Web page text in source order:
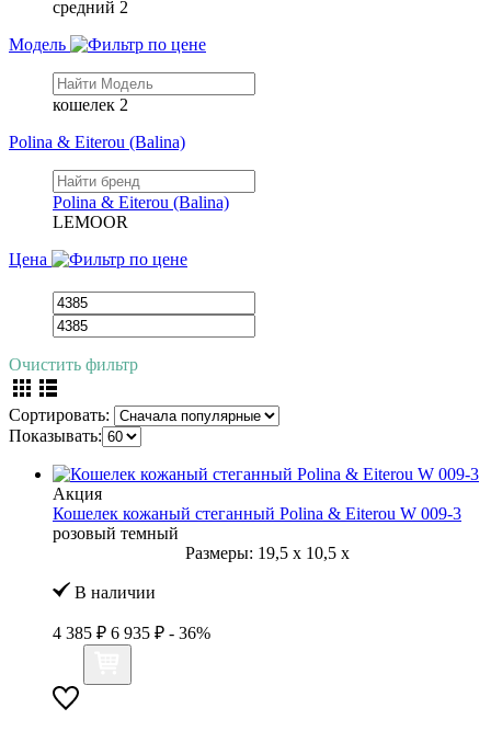
средний 2
Модель
кошелек 2
Polina & Eiterou (Balina)
Polina & Eiterou (Balina)
LEMOOR
Цена
Очистить фильтр
Сортировать:
Показывать:
Акция
Кошелек кожаный стеганный Polina & Eiterou W 009-3
розовый темный
Размеры: 19,5 x 10,5 x
В наличии
4 385 ₽ 6 935 ₽ - 36%